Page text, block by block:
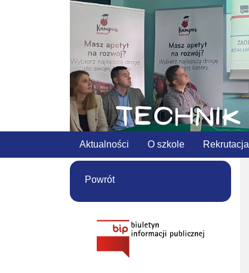
Aktualności O szkole Rekrutacja
Powrót